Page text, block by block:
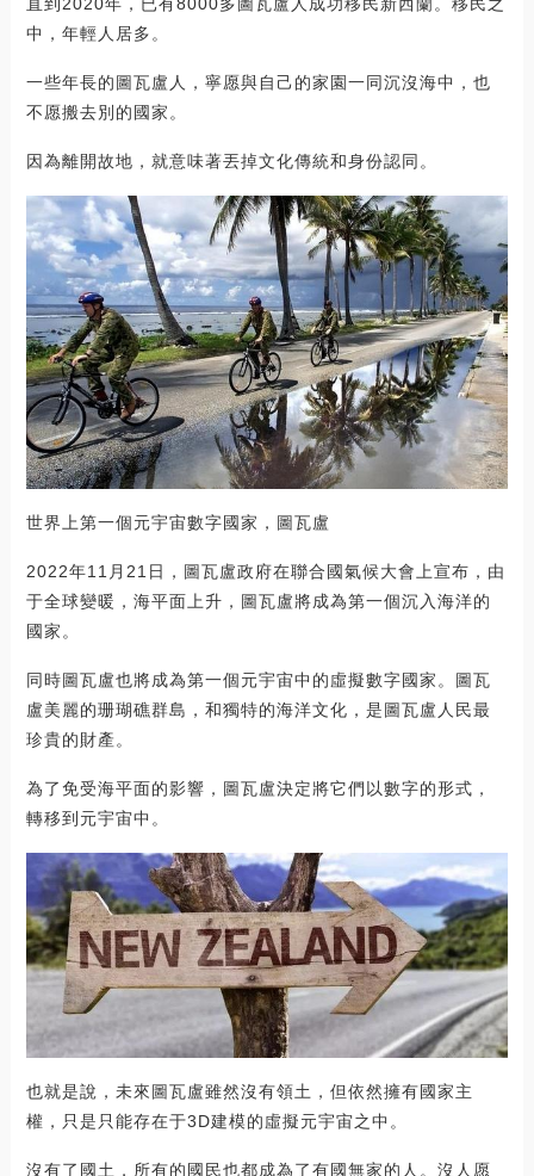
中，年輕人居多。
一些年長的圖瓦盧人，寧愿與自己的家園一同沉沒海中，也
不愿搬去別的國家。
因為離開故地，就意味著丟掉文化傳統和身份認同。
世界上第一個元宇宙數字國家，圖瓦盧
2022年11月21日，圖瓦盧政府在聯合國氣候大會上宣布，由
于全球變暖，海平面上升，圖瓦盧將成為第一個沉入海洋的
國家。
同時圖瓦盧也將成為第一個元宇宙中的虛擬數字國家。圖瓦
盧美麗的珊瑚礁群島，和獨特的海洋文化，是圖瓦盧人民最
珍貴的財產。
為了免受海平面的影響，圖瓦盧決定將它們以數字的形式，
轉移到元宇宙中。
也就是說，未來圖瓦盧雖然沒有領土，但依然擁有國家主
權，只是只能存在于3D建模的虛擬元宇宙之中。
沒有了國土，所有的國民也都成為了有國無家的人。沒人愿